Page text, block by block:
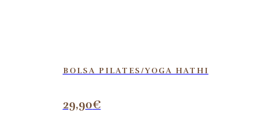
BOLSA PILATES/YOGA HATHI
29,90€